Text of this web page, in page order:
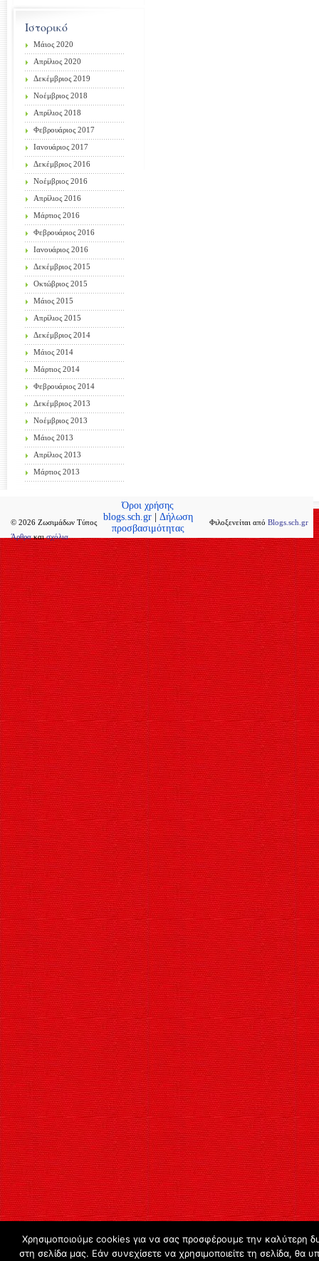
Ιστορικό
Μάιος 2020
Απρίλιος 2020
Δεκέμβριος 2019
Νοέμβριος 2018
Απρίλιος 2018
Φεβρουάριος 2017
Ιανουάριος 2017
Δεκέμβριος 2016
Νοέμβριος 2016
Απρίλιος 2016
Μάρτιος 2016
Φεβρουάριος 2016
Ιανουάριος 2016
Δεκέμβριος 2015
Οκτώβριος 2015
Μάιος 2015
Απρίλιος 2015
Δεκέμβριος 2014
Μάιος 2014
Μάρτιος 2014
Φεβρουάριος 2014
Δεκέμβριος 2013
Νοέμβριος 2013
Μάιος 2013
Απρίλιος 2013
Μάρτιος 2013
© 2026 Ζωσιμάδων Τύπος
Άρθρα καισχόλια
Φιλοξενείται από Blogs.sch.gr
Όροι χρήσης
blogs.sch.gr| Δήλωση
προσβασιμότητας
Χρησιμοποιούμε cookies για να σας προσφέρουμε την καλύτερη
στη σελίδα μας. Εάν συνεχίσετε να χρησιμοποιείτε τη σελίδα, θα